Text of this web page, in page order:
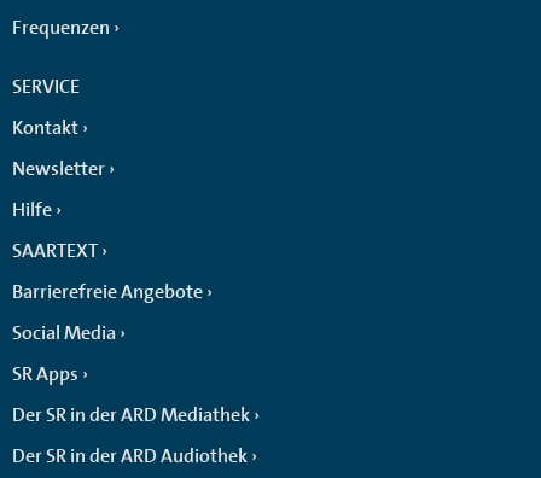
Frequenzen
SERVICE
Kontakt
Newsletter
Hilfe
SAARTEXT
Barrierefreie Angebote
Social Media
SR Apps
Der SR in der ARD Mediathek
Der SR in der ARD Audiothek